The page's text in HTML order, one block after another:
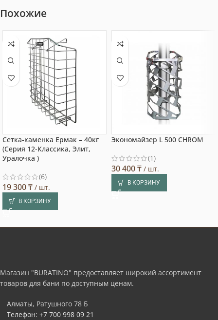
Похожие
Сетка-каменка Ермак – 40кг
(Серия 12-Классика, Элит,
Уралочка )
(6)
19 300₸ / шт.
В КОРЗИНУ
Экономайзер L 500 CHROM
(1)
30 400₸ / шт.
В КОРЗИНУ
Магазин "BURATINO" предоставляет широкий ассортимент
товаров для бани по доступным ценам.
Алматы, Ратушного 78 Б
Телефон: +7 700 998 09 21